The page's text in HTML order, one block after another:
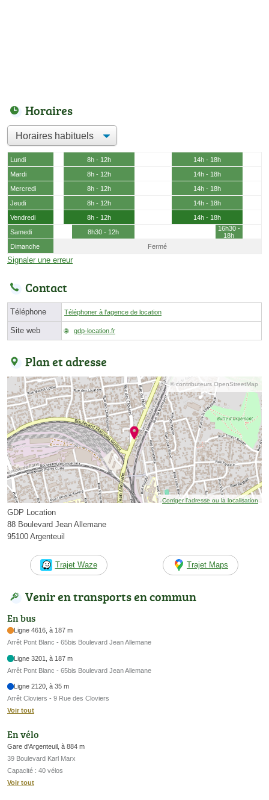
Horaires
Lundi 8h - 12h
14h - 18h
Mardi
8h - 12h
14h - 18h
Mercredi
8h - 12h
14h - 18h
Jeudi
8h - 12h
14h - 18h
Vendredi
8h - 12h
14h - 18h
Samedi
8h30 - 12h
16h30 -
18h
Dimanche
Fermé
Signaler une erreur
Contact
Téléphone Téléphoner à l'agence de location
Site web gdp-location.fr
Plan et adresse
© contributeurs OpenStreetMap
Corriger l’adresse ou la localisation
GDP Location
88 Boulevard Jean Allemane
95100 Argenteuil
Trajet Waze Trajet Maps
Venir en transports en commun
En bus
Ligne 4616, à 187 m
Arrêt Pont Blanc - 65bis Boulevard Jean Allemane
Ligne 3201, à 187 m
Arrêt Pont Blanc - 65bis Boulevard Jean Allemane
Ligne 2120, à 35 m
Arrêt Cloviers - 9 Rue des Cloviers
Voir tout
En vélo
Gare d'Argenteuil, à 884 m
39 Boulevard Karl Marx
Capacité : 40 vélos
Voir tout